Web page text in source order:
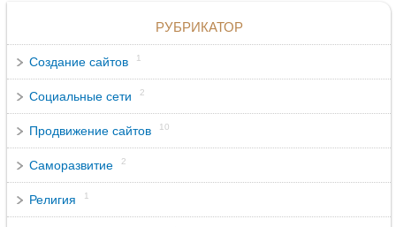
РУБРИКАТОР
Создание сайтов 1
Социальные сети 2
Продвижение сайтов 10
Саморазвитие 2
Религия 1